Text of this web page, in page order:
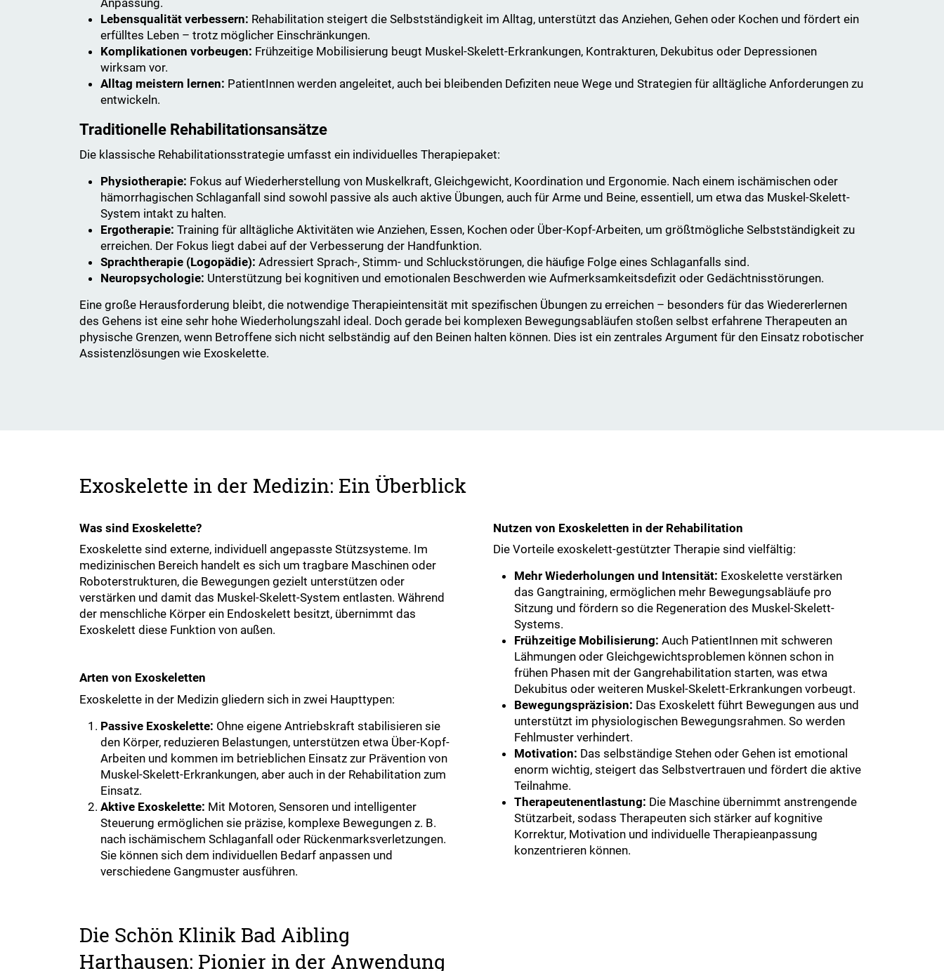
Anpassung.
Lebensqualität verbessern: Rehabilitation steigert die Selbstständigkeit im Alltag, unterstützt das Anziehen, Gehen oder Kochen und fördert ein
erfülltes Leben – trotz möglicher Einschränkungen.
Komplikationen vorbeugen: Frühzeitige Mobilisierung beugt Muskel-Skelett-Erkrankungen, Kontrakturen, Dekubitus oder Depressionen
wirksam vor.
Alltag meistern lernen: PatientInnen werden angeleitet, auch bei bleibenden Defiziten neue Wege und Strategien für alltägliche Anforderungen zu
entwickeln.
Traditionelle Rehabilitationsansätze
Die klassische Rehabilitationsstrategie umfasst ein individuelles Therapiepaket:
Physiotherapie: Fokus auf Wiederherstellung von Muskelkraft, Gleichgewicht, Koordination und Ergonomie. Nach einem ischämischen oder
hämorrhagischen Schlaganfall sind sowohl passive als auch aktive Übungen, auch für Arme und Beine, essentiell, um etwa das Muskel-Skelett-
System intakt zu halten.
Ergotherapie: Training für alltägliche Aktivitäten wie Anziehen, Essen, Kochen oder Über-Kopf-Arbeiten, um größtmögliche Selbstständigkeit zu
erreichen. Der Fokus liegt dabei auf der Verbesserung der Handfunktion.
Sprachtherapie (Logopädie): Adressiert Sprach-, Stimm- und Schluckstörungen, die häufige Folge eines Schlaganfalls sind.
Neuropsychologie: Unterstützung bei kognitiven und emotionalen Beschwerden wie Aufmerksamkeitsdefizit oder Gedächtnisstörungen.
Eine große Herausforderung bleibt, die notwendige Therapieintensität mit spezifischen Übungen zu erreichen – besonders für das Wiedererlernen
des Gehens ist eine sehr hohe Wiederholungszahl ideal. Doch gerade bei komplexen Bewegungsabläufen stoßen selbst erfahrene Therapeuten an
physische Grenzen, wenn Betroffene sich nicht selbständig auf den Beinen halten können. Dies ist ein zentrales Argument für den Einsatz robotischer
Assistenzlösungen wie Exoskelette.
Exoskelette in der Medizin: Ein Überblick
Was sind Exoskelette?
Exoskelette sind externe, individuell angepasste Stützsysteme. Im
medizinischen Bereich handelt es sich um tragbare Maschinen oder
Roboterstrukturen, die Bewegungen gezielt unterstützen oder
verstärken und damit das Muskel-Skelett-System entlasten. Während
der menschliche Körper ein Endoskelett besitzt, übernimmt das
Exoskelett diese Funktion von außen.
Arten von Exoskeletten
Exoskelette in der Medizin gliedern sich in zwei Haupttypen:
Passive Exoskelette: Ohne eigene Antriebskraft stabilisieren sie
den Körper, reduzieren Belastungen, unterstützen etwa Über-Kopf-
Arbeiten und kommen im betrieblichen Einsatz zur Prävention von
Muskel-Skelett-Erkrankungen, aber auch in der Rehabilitation zum
Einsatz.
Aktive Exoskelette: Mit Motoren, Sensoren und intelligenter
Steuerung ermöglichen sie präzise, komplexe Bewegungen z. B.
nach ischämischem Schlaganfall oder Rückenmarksverletzungen.
Sie können sich dem individuellen Bedarf anpassen und
verschiedene Gangmuster ausführen.
Nutzen von Exoskeletten in der Rehabilitation
Die Vorteile exoskelett-gestützter Therapie sind vielfältig:
Mehr Wiederholungen und Intensität: Exoskelette verstärken
das Gangtraining, ermöglichen mehr Bewegungsabläufe pro
Sitzung und fördern so die Regeneration des Muskel-Skelett-
Systems.
Frühzeitige Mobilisierung: Auch PatientInnen mit schweren
Lähmungen oder Gleichgewichtsproblemen können schon in
frühen Phasen mit der Gangrehabilitation starten, was etwa
Dekubitus oder weiteren Muskel-Skelett-Erkrankungen vorbeugt.
Bewegungspräzision: Das Exoskelett führt Bewegungen aus und
unterstützt im physiologischen Bewegungsrahmen. So werden
Fehlmuster verhindert.
Motivation: Das selbständige Stehen oder Gehen ist emotional
enorm wichtig, steigert das Selbstvertrauen und fördert die aktive
Teilnahme.
Therapeutenentlastung: Die Maschine übernimmt anstrengende
Stützarbeit, sodass Therapeuten sich stärker auf kognitive
Korrektur, Motivation und individuelle Therapieanpassung
konzentrieren können.
Die Schön Klinik Bad Aibling
Harthausen: Pionier in der Anwendung